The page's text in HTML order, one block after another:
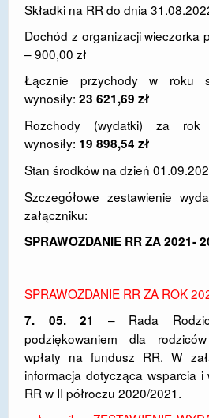
Składki na RR do dnia
Dochód z organizacji wieczorka
– 900,00 zł
Łącznie przychody w roku
wynosiły: 23 621,69 zł
Rozchody (wydatki) za rok
wynosiły: 19 898,54 zł
Stan środków na dzień
Szczegółowe zestawienie
załączniku:
SPRAWOZDANIE RR ZA 2021-
SPRAWOZDANIE RR ZA ROK
7. 05. 21
– Rada
podziękowaniem dla
wpłaty na fundusz RR. W
informacja dotycząca wsparcia
RR w II półroczu 2020/2021.